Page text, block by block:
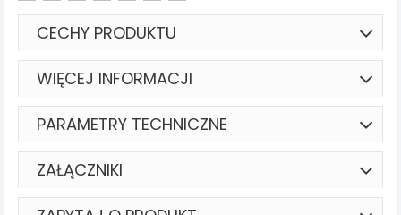
CECHY PRODUKTU
WIĘCEJ INFORMACJI
PARAMETRY TECHNICZNE
ZAŁĄCZNIKI